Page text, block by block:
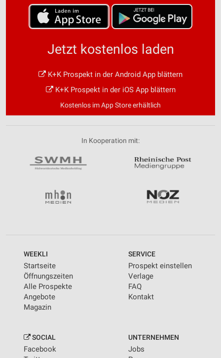
Jetzt kostenlos laden
K+K Prospekt in der Android App blättern
K+K Prospekt in der iOS App blättern
Kostenlos im App Store erhältlich
In Kooperation mit:
WEEKLI
Startseite
Öffnungszeiten
Alle Prospekte
Angebote
Magazin
SERVICE
Prospekt einstellen
Verlage
FAQ
Kontakt
SOCIAL
Facebook
UNTERNEHMEN
Jobs